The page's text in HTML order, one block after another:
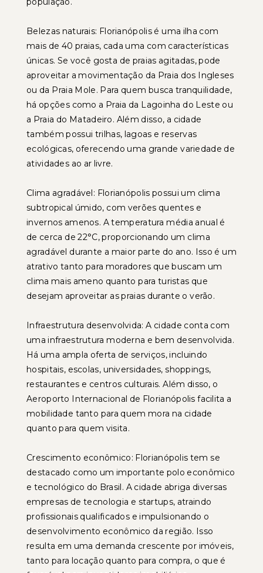
Belezas naturais: Florianópolis é uma ilha com
mais de 40 praias, cada uma com características
únicas. Se você gosta de praias agitadas, pode
aproveitar a movimentação da Praia dos Ingleses
ou da Praia Mole. Para quem busca tranquilidade,
há opções como a Praia da Lagoinha do Leste ou
a Praia do Matadeiro. Além disso, a cidade
também possui trilhas, lagoas e reservas
ecológicas, oferecendo uma grande variedade de
atividades ao ar livre.
Clima agradável: Florianópolis possui um clima
subtropical úmido, com verões quentes e
invernos amenos. A temperatura média anual é
de cerca de 22°C, proporcionando um clima
agradável durante a maior parte do ano. Isso é um
atrativo tanto para moradores que buscam um
clima mais ameno quanto para turistas que
desejam aproveitar as praias durante o verão.
Infraestrutura desenvolvida: A cidade conta com
uma infraestrutura moderna e bem desenvolvida.
Há uma ampla oferta de serviços, incluindo
hospitais, escolas, universidades, shoppings,
restaurantes e centros culturais. Além disso, o
Aeroporto Internacional de Florianópolis facilita a
mobilidade tanto para quem mora na cidade
quanto para quem visita.
Crescimento econômico: Florianópolis tem se
destacado como um importante polo econômico
e tecnológico do Brasil. A cidade abriga diversas
empresas de tecnologia e startups, atraindo
profissionais qualificados e impulsionando o
desenvolvimento econômico da região. Isso
resulta em uma demanda crescente por imóveis,
tanto para locação quanto para compra, o que é